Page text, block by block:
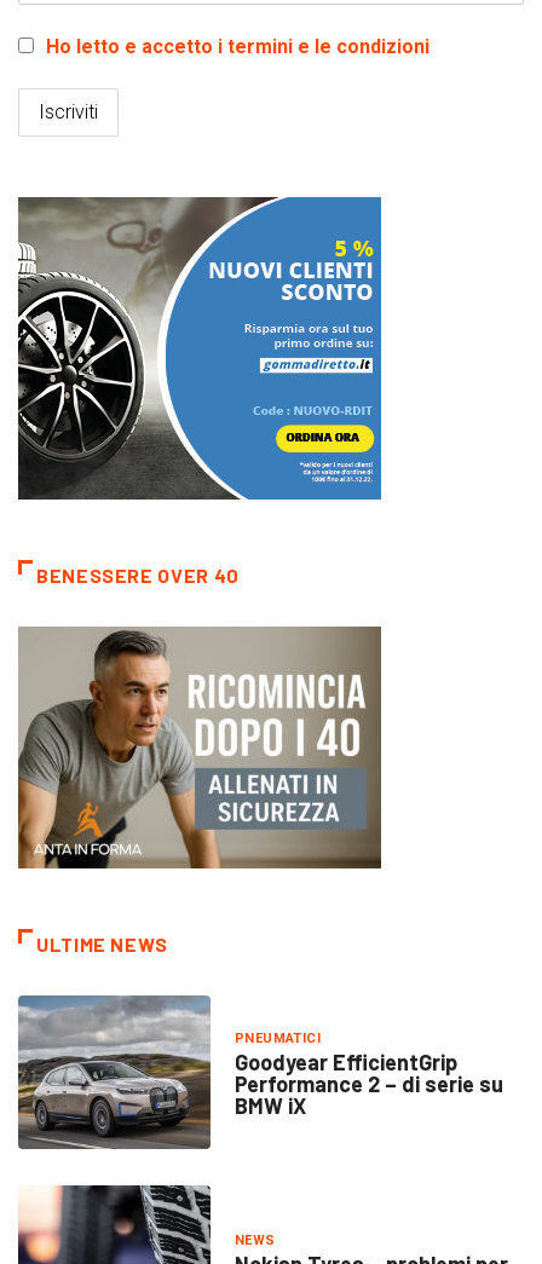
Ho letto e accetto i termini e le condizioni
BENESSERE OVER 40
ULTIME NEWS
PNEUMATICI
Goodyear EfficientGrip
Performance 2 – di serie su
BMW iX
NEWS